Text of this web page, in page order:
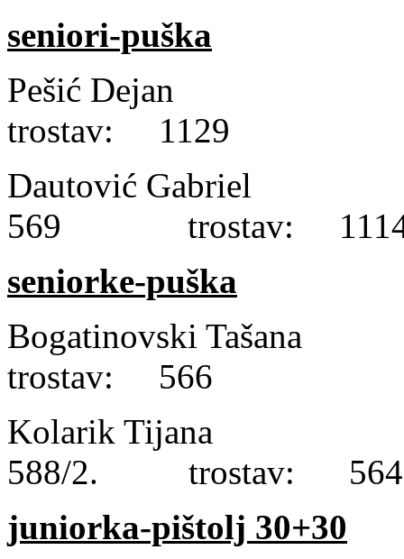
seniori-puška
Pešić Dejan
trostav: 1129
Dautović
569 trostav:
seniorke-puška
Bogatinovski
trostav: 566
Kolarik Tijana
588/2. trostav: 564
juniorka-pištolj 30+30